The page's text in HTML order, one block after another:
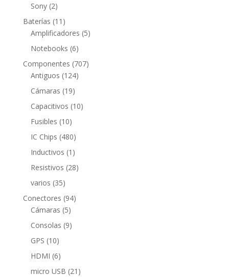
Sony 22
productos
Baterías 11 11
productos
Amplificadores 55
Notebooks 66
productos
Componentes 707707
Antiguos 124124
Cámaras 1919
productos
Capacitivos 1010
Fusibles 1010
productos
IC Chips 480480
productos
Inductivos 1 1
producto
Resistivos 2828
varios 3535
productos
Conectores 9494
Cámaras 55
productos
Consolas 99
GPS 1010
productos
HDMI 66
productos
micro USB 21 21